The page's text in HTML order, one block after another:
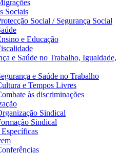
Sociais
Social / Segurança Social
e Educação
e Saúde no Trabalho, Igualdade,
e Saúde no Trabalho
e Tempos Livres
às discriminações
Sindical
Sindical